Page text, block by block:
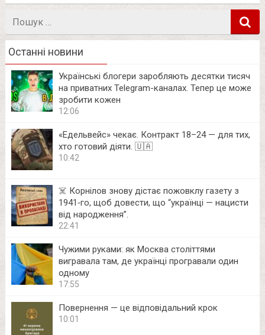
Останні новини
Українські блогери заробляють десятки тисяч
на приватних Telegram-каналах. Тепер це може
зробити кожен
12:06
«Едельвейс» чекає. Контракт 18–24 — для тих,
хто готовий діяти. 🇺🇦
10:42
☠️ Корнілов знову дістає пожовклу газету з
1941‑го, щоб довести, що “українці — нацисти
від народження”.
22:41
Чужими руками: як Москва століттями
вигравала там, де українці програвали один
одному
17:55
Повернення — це відповідальний крок
10:01